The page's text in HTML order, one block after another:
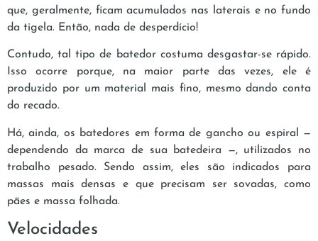
que, geralmente, ficam acumulados nas laterais e no fundo
da tigela. Então, nada de desperdício!
Contudo, tal tipo de batedor costuma desgastar-se rápido.
Isso ocorre porque, na maior parte das vezes, ele é
produzido por um material mais fino, mesmo dando conta
do recado.
Há, ainda, os batedores em forma de gancho ou espiral —
dependendo da marca de sua batedeira —, utilizados no
trabalho pesado. Sendo assim, eles são indicados para
massas mais densas e que precisam ser sovadas, como
pães e massa folhada.
Velocidades